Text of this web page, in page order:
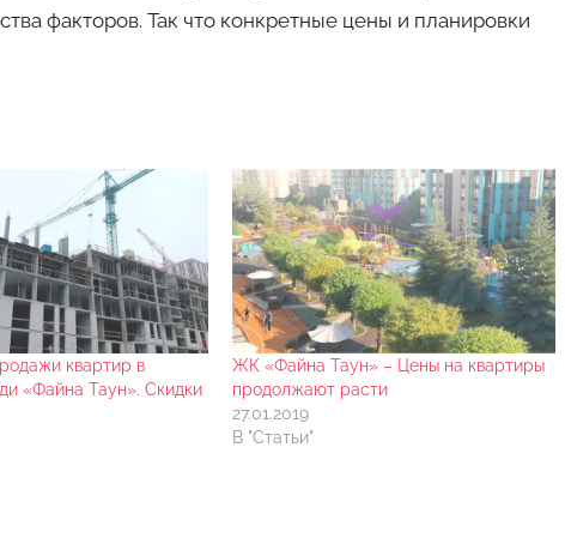
факторов. Так что конкретные цены и планировки
квартир в
«Файна Таун». Скидки
ЖК «Файна Таун» – Цены на квартиры
продолжают расти
27.01.2019
В "Статьи"